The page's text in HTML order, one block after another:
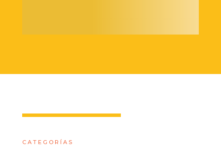
CATEGORÍAS